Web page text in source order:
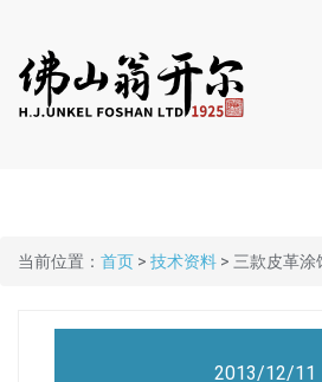
当前位置： 首页 > 技术资料 > 三款皮革涂
2013/12/11